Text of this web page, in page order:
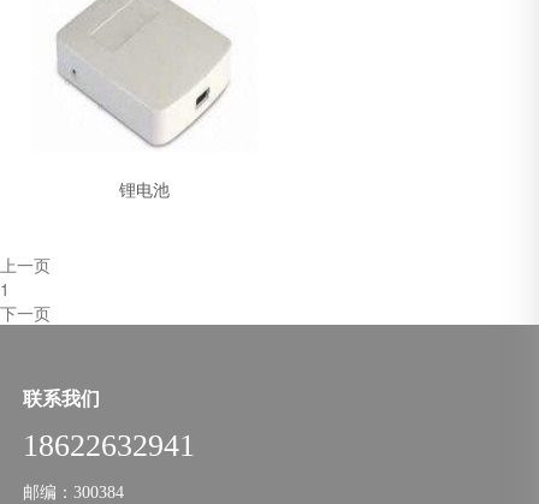
锂电池
上一页
1
下一页
联系我们
18622632941
邮编：300384